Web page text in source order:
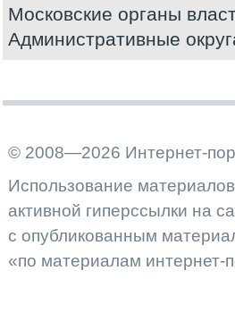
Московские органы
Административные
© 2008—2026 Интернет-
Использование
активной гиперссылки на
с опубликованным
«по материалам интернет-